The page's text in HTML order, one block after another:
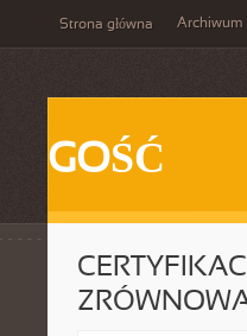
Strona główna Archiwum
GOŚĆ